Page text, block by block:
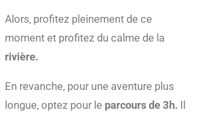
Alors, profitez pleinement de ce
moment et profitez du calme de la
rivière.
En revanche, pour une aventure plus
longue, optez pour le parcours de 3h. Il